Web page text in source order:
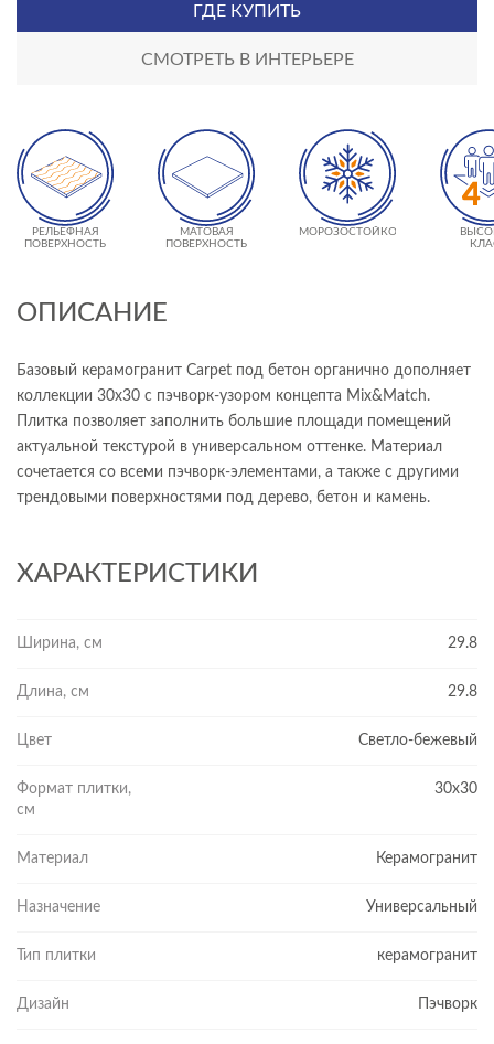
ГДЕ КУПИТЬ
СМОТРЕТЬ В ИНТЕРЬЕРЕ
РЕЛЬЕФНАЯ
ПОВЕРХНОСТЬ
МАТОВАЯ
ПОВЕРХНОСТЬ
МОРОЗОСТОЙКОСТЬ
ОПИСАНИЕ
Базовый керамогранит Carpet под бетон органично дополняет
коллекции 30х30 с пэчворк-узором концепта Mix&Match.
Плитка позволяет заполнить большие площади помещений
актуальной текстурой в универсальном оттенке. Материал
сочетается со всеми пэчворк-элементами, а также с другими
трендовыми поверхностями под дерево, бетон и камень.
ХАРАКТЕРИСТИКИ
Ширина, см 29.8
Длина, см 29.8
Цвет Светло-бежевый
Формат плитки,
см
30x30
Материал Керамогранит
Назначение Универсальный
Тип плитки керамогранит
Дизайн Пэчворк